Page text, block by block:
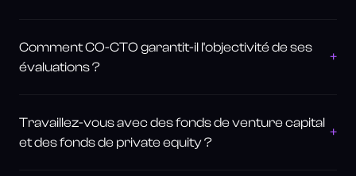
Comment CO-CTO garantit-il l'objectivité de ses
évaluations ?
+
Travaillez-vous avec des fonds de venture capital
et des fonds de private equity ?
+